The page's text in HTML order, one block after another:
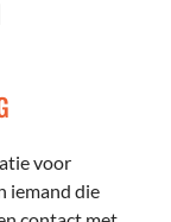
voor
iemand die